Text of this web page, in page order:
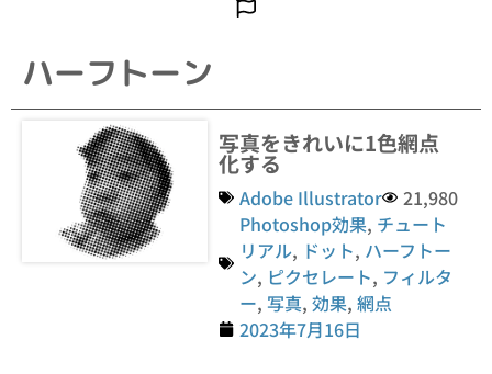
ハーフトーン
写真をきれいに1色網点
化する
Adobe Illustrator
21,980
Photoshop効果, チュート
リアル, ドット, ハーフトー
ン, ピクセレート, フィルタ
ー,写真,効果,網点
2023年7月16日